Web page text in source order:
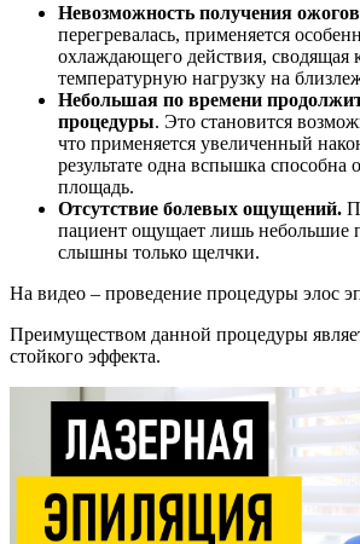
Невозможность получения
перегревалась, применяется
охлаждающего действия,
температурную нагрузку на
Небольшая по времени
процедуры. Это становится
что применяется увеличенный
результате одна вспышка способна
площадь.
Отсутствие болевых ощущений.
пациент ощущает лишь небольшие
слышны только щелчки.
На видео – проведение процедуры элос
Преимуществом данной процедуры
стойкого эффекта.